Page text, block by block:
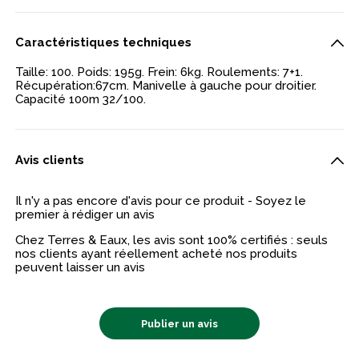
Caractéristiques techniques
Taille: 100. Poids: 195g. Frein: 6kg. Roulements: 7+1.
Récupération:67cm. Manivelle à gauche pour droitier.
Capacité 100m 32/100.
Avis clients
Il n'y a pas encore d'avis pour ce produit - Soyez le
premier à rédiger un avis
Chez Terres & Eaux, les avis sont 100% certifiés : seuls
nos clients ayant réellement acheté nos produits
peuvent laisser un avis
Publier un avis